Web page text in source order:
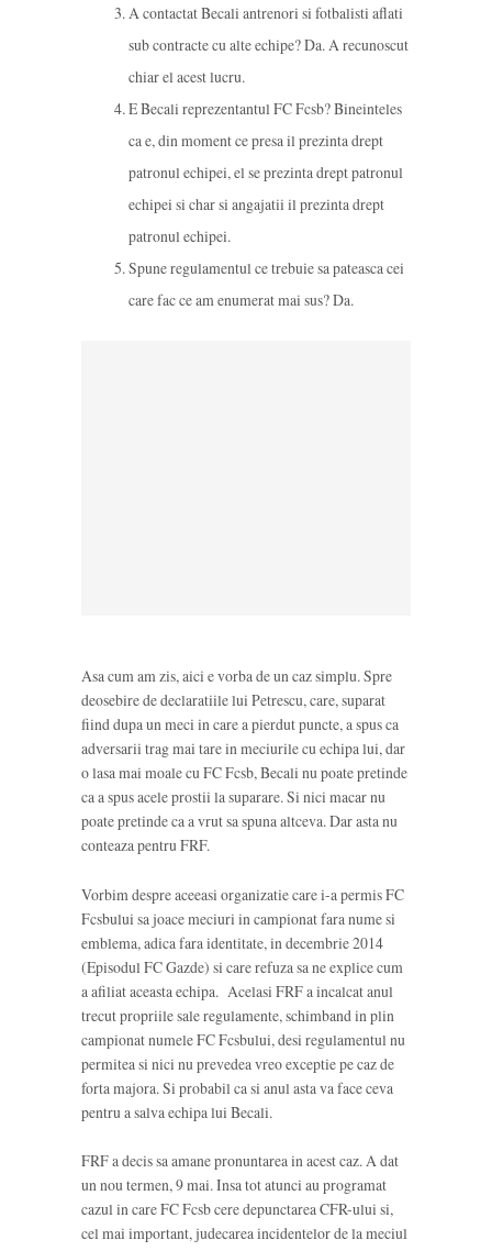
A contactat Becali antrenori si fotbalisti aflati
sub contracte cu alte echipe? Da. A recunoscut
chiar el acest lucru.
E Becali reprezentantul FC Fcsb? Bineinteles
ca e, din moment ce presa il prezinta drept
patronul echipei, el se prezinta drept patronul
echipei si char si angajatii il prezinta drept
patronul echipei.
Spune regulamentul ce trebuie sa pateasca cei
care fac ce am enumerat mai sus? Da.
Asa cum am zis, aici e vorba de un caz simplu. Spre
deosebire de declaratiile lui Petrescu, care, suparat
fiind dupa un meci in care a pierdut puncte, a spus ca
adversarii trag mai tare in meciurile cu echipa lui, dar
o lasa mai moale cu FC Fcsb, Becali nu poate pretinde
ca a spus acele prostii la suparare. Si nici macar nu
poate pretinde ca a vrut sa spuna altceva. Dar asta nu
conteaza pentru FRF.
Vorbim despre aceeasi organizatie care i-a permis FC
Fcsbului sa joace meciuri in campionat fara nume si
emblema, adica fara identitate, in decembrie 2014
(Episodul FC Gazde) si care refuza sa ne explice cum
a afiliat aceasta echipa. Acelasi FRF a incalcat anul
trecut propriile sale regulamente, schimband in plin
campionat numele FC Fcsbului, desi regulamentul nu
permitea si nici nu prevedea vreo exceptie pe caz de
forta majora. Si probabil ca si anul asta va face ceva
pentru a salva echipa lui Becali.
FRF a decis sa amane pronuntarea in acest caz. A dat
un nou termen, 9 mai. Insa tot atunci au programat
cazul in care FC Fcsb cere depunctarea CFR-ului si,
cel mai important, judecarea incidentelor de la meciul